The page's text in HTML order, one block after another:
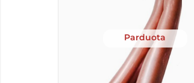
Parduota